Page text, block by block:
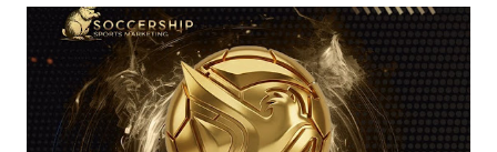
equipo más regular del torneo tras g